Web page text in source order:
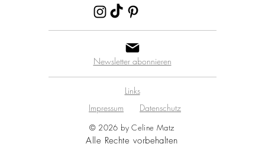
Newsletter abonnieren
Links
Impressum
Datenschutz
© 2026 by Celine Matz
Alle Rechte vorbehalten